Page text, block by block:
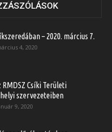
– 2020. március 7.
4, 2020
Csíki Területi
szervezeteiben
9, 2020